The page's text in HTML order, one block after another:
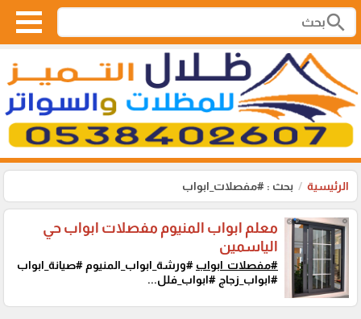
search
الرئيسية بحث : #مفصلات_ابواب
معلم ابواب المنيوم مفصلات ابواب حي
الياسمين
#مفصلات_ابواب #ورشة_ابواب_المنيوم #صيانة_ابواب
#ابواب_زجاج #ابواب_فلل...